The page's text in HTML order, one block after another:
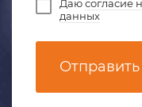
Даюсогласие
данных